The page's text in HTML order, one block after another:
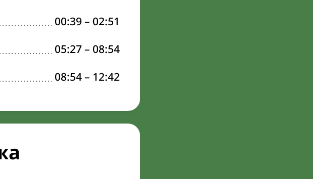
00:39 – 02:51
05:27– 08:54
08:54– 12:42